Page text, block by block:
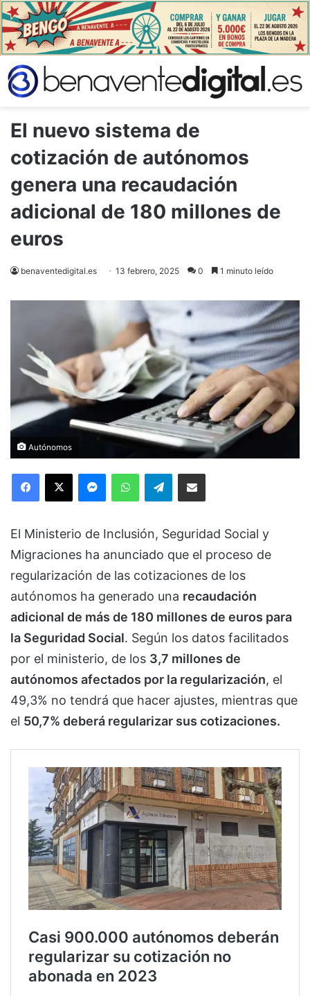
El nuevo sistema de
cotización de autónomos
genera una recaudación
adicional de 180 millones de
euros
benaventedigital.es 13 febrero, 2025 0 1 minuto leído
Autónomos
Facebook
X MessengerWhatsAppTelegramCompartir via Email
El Ministerio de Inclusión, Seguridad Social y
Migraciones ha anunciado que el proceso de
regularización de las cotizaciones de los
autónomos ha generado una recaudación
adicional de más de 180 millones de euros para
la Seguridad Social. Según los datos facilitados
por el ministerio, de los 3,7 millones de
autónomos afectados por la regularización, el
49,3% no tendrá que hacer ajustes, mientras que
el 50,7% deberá regularizar sus cotizaciones.